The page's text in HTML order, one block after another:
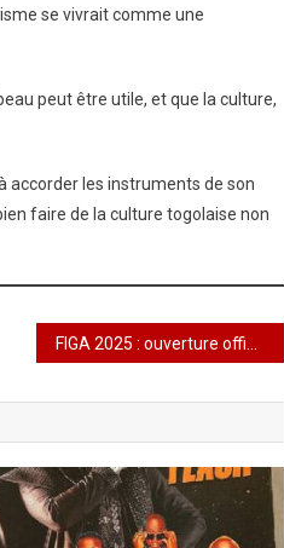
se vivrait comme une
peut être utile, et que la culture,
accorder les instruments de son
faire de la culture togolaise non
FIGA 2025 : ouverture officielle ce vendredi 10 octobre à 19h à l’Institut Français du Togo